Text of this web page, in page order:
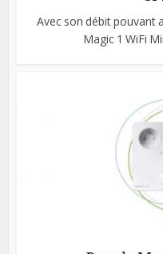
Avec son débit pouvant
Magic 1 WiFi